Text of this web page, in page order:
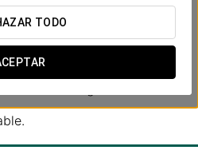
TODO
la histórica Ciudad Vieja
Disfruta de un relajante
tu día con un almuerzo en un